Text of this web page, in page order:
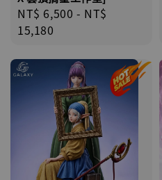
Regular
price
NT$ 6,500 - NT$
15,180